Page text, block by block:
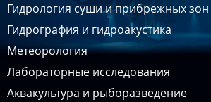
Гидрология суши и прибрежных зон
Гидрография и гидроакустика
Метеорология
Лабораторные исследования
Аквакультура и рыборазведение